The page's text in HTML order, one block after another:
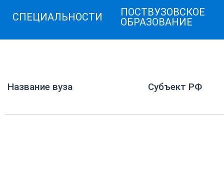
СПЕЦИАЛЬНОСТИ
ПОСТВУЗОВСКОЕ
ОБРАЗОВАНИЕ
Название вуза Субъект РФ